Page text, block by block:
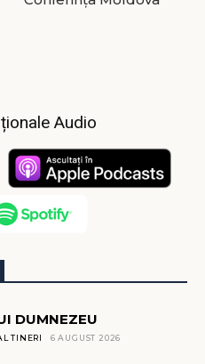
Audio
DUMNEZEU
TINERI 6 AUGUST 2026